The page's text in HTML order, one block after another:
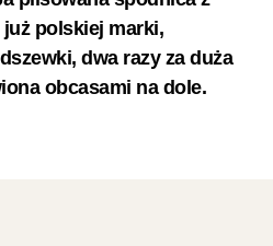
polskiej marki,
dwa razy za duża
obcasami na dole.